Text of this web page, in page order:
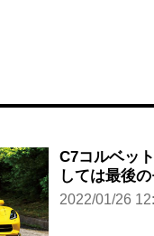
C7コルベッ
しては最後
2022/01/26